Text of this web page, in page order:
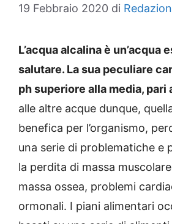
19 Febbraio 2020 di
L’acqua alcalina è un’acqua
salutare. La sua peculiare
ph superiore alla media, pari
alle altre acque dunque,
benefica per l’organismo,
una serie di problematiche e
la perdita di massa
massa ossea, problemi
ormonali. I piani alimentari